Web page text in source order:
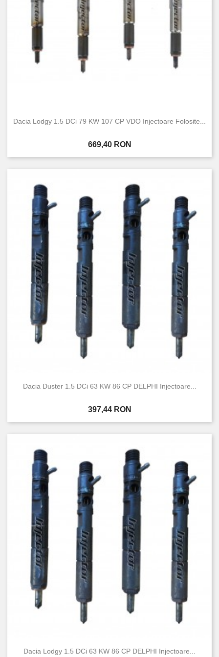
Dacia Lodgy 1.5 DCi 79 KW 107 CP VDO Injectoare Folosite...
Pret
669,40 RON
Dacia Duster 1.5 DCi 63 KW 86 CP DELPHI Injectoare...
Pret
397,44 RON
Dacia Lodgy 1.5 DCi 63 KW 86 CP DELPHI Injectoare...